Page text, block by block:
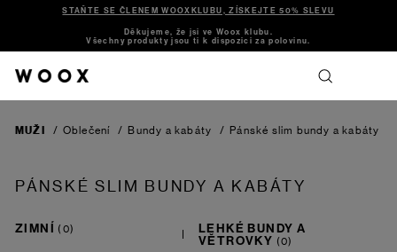
STAŇTE SE ČLENEM WOOXKLUBU, ZÍSKEJTE 50% SLEVU
Děkujeme, že jsi ve Woox klubu.
Všechny produkty jsou ti k dispozici za polovinu.
MUŽI / Oblečení / Bundy a kabáty / Pánské slim bundy a kabáty
PÁNSKÉ SLIM BUNDY A KABÁTY
ZIMNÍ
LEHKÉ BUNDY A
VĚTROVKY